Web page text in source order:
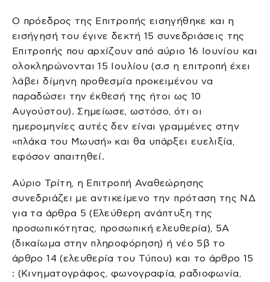
Ο πρόεδρος της Επιτροπής εισηγήθηκε και η
εισήγησή του έγινε δεκτή 15 συνεδριάσεις της
Επιτροπής που αρχίζουν από αύριο 16 Ιουνίου και
ολοκληρώνονται 15 Ιουλίου (σ.σ η επιτροπή έχει
λάβει δίμηνη προθεσμία προκειμένου να
παραδώσει την έκθεσή της ήτοι ως 10
Αυγούστου). Σημείωσε, ωστόσο, ότι οι
ημερομηνίες αυτές δεν είναι γραμμένες στην
«πλάκα του Μωυσή» και θα υπάρξει ευελιξία,
εφόσον απαιτηθεί.
Αύριο Τρίτη, η Επιτροπή Αναθεώρησης
συνεδριάζει με αντικείμενο την πρόταση της ΝΔ
για τα άρθρα 5 (Ελεύθερη ανάπτυξη της
προσωπικότητας, προσωπική ελευθερία), 5Α
(δικαίωμα στην πληροφόρηση) ή νέο 5β το
άρθρο 14 (ελευθερία του Τύπου) και το άρθρο 15
: (Κινηματογράφος, φωνογραφία, ραδιοφωνία,